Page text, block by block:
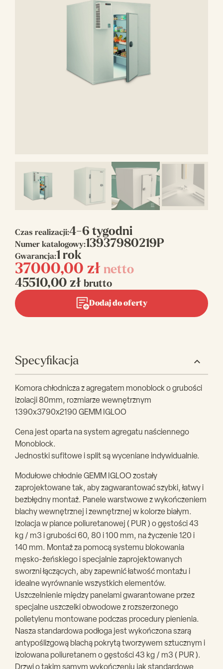
Czas realizacji:4-6 tygodni
Numer katalogowy:13937980219P
Gwarancja:1 rok
37000,00 zł netto
45510,00 zł brutto
Dodaj do oferty
Specyfikacja
Komora chłodnicza z agregatem monoblock o grubości
izolacji 80mm, rozmiarze wewnętrznym
1390x3790x2190 GEMM IGLOO
Cena jest oparta na system agregatu naściennego
Monoblock.
Jednostki sufitowe i split są wyceniane indywidualnie.
Modułowe chłodnie GEMM IGLOO zostały
zaprojektowane tak, aby zagwarantować szybki, łatwy i
bezbłędny montaż. Panele warstwowe z wykończeniem
blachy wewnętrznej i zewnętrznej w kolorze białym.
Izolacja w piance poliuretanowej ( PUR ) o gęstości 43
kg / m3 i grubości 60, 80 i 100 mm, na życzenie 120 i
140 mm. Montaż za pomocą systemu blokowania
męsko-żeńskiego i specjalnie zaprojektowanych
sworzni łączących, aby zapewnić łatwość montażu i
idealne wyrównanie wszystkich elementów.
Uszczelnienie między panelami gwarantowane przez
specjalne uszczelki obwodowe z rozszerzonego
polietylenu montowane podczas procedury pienienia.
Nasza standardowa podłoga jest wykończona szarą
antypoślizgową blachą pokrytą tworzywem sztucznym i
izolowana poliuretanem o gęstości 43 kg / m3 ( PUR ).